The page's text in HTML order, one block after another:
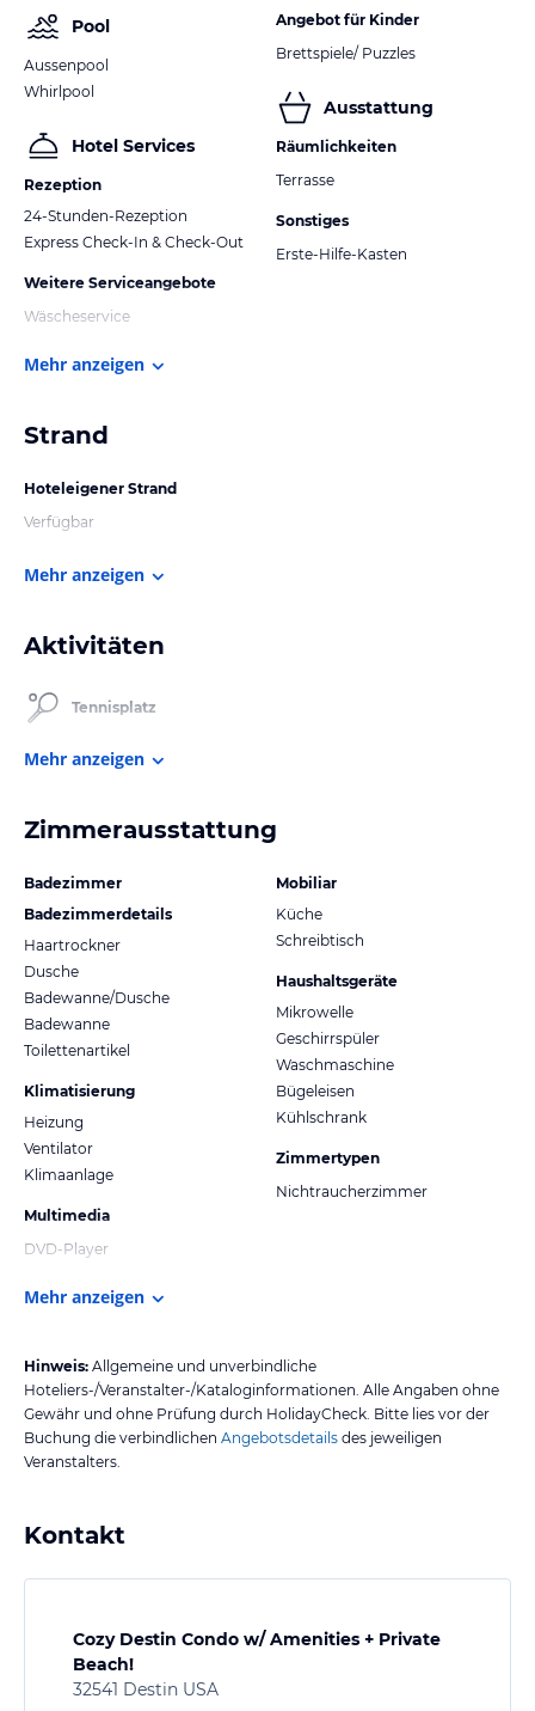
Pool
Aussenpool
Whirlpool
Hotel Services
Rezeption
24-Stunden-Rezeption
Express Check-In & Check-Out
Weitere Serviceangebote
Wäscheservice
Angebot für Kinder
Brettspiele/ Puzzles
Ausstattung
Räumlichkeiten
Terrasse
Sonstiges
Erste-Hilfe-Kasten
Mehr anzeigen
Strand
Hoteleigener Strand
Verfügbar
Mehr anzeigen
Aktivitäten
Tennisplatz
Mehr anzeigen
Zimmerausstattung
Badezimmer
Badezimmerdetails
Haartrockner
Dusche
Badewanne/Dusche
Badewanne
Toilettenartikel
Klimatisierung
Heizung
Ventilator
Klimaanlage
Multimedia
DVD-Player
Mobiliar
Küche
Schreibtisch
Haushaltsgeräte
Mikrowelle
Geschirrspüler
Waschmaschine
Bügeleisen
Kühlschrank
Zimmertypen
Nichtraucherzimmer
Mehr anzeigen
Hinweis: Allgemeine und unverbindliche
Hoteliers-/Veranstalter-/Kataloginformationen. Alle Angaben ohne
Gewähr und ohne Prüfung durch HolidayCheck. Bitte lies vor der
Buchung die verbindlichen Angebotsdetails des jeweiligen
Veranstalters.
Kontakt
Cozy Destin Condo w/ Amenities + Private
Beach!
32541 Destin USA